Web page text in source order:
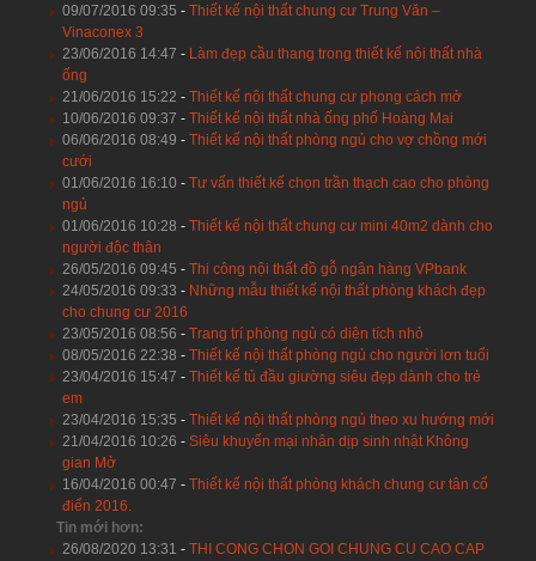
09/07/2016 09:35 - Thiết kế nội thất chung cư Trung Văn –
Vinaconex 3
23/06/2016 14:47 - Làm đẹp cầu thang trong thiết kế nội thất nhà
ống
21/06/2016 15:22 - Thiết kế nội thất chung cư phong cách mở
10/06/2016 09:37 - Thiết kế nội thất nhà ống phố Hoàng Mai
06/06/2016 08:49 - Thiết kế nội thất phòng ngủ cho vợ chồng mới
cưới
01/06/2016 16:10 - Tư vấn thiết kế chọn trần thạch cao cho phòng
ngủ
01/06/2016 10:28 - Thiết kế nội thất chung cư mini 40m2 dành cho
người độc thân
26/05/2016 09:45 - Thi công nội thất đồ gỗ ngân hàng VPbank
24/05/2016 09:33 - Những mẫu thiết kế nội thất phòng khách đẹp
cho chung cư 2016
23/05/2016 08:56 - Trang trí phòng ngủ có diện tích nhỏ
08/05/2016 22:38 - Thiết kế nội thất phòng ngủ cho người lơn tuổi
23/04/2016 15:47 - Thiết kế tủ đầu giường siêu đẹp dành cho trẻ
em
23/04/2016 15:35 - Thiết kế nội thất phòng ngủ theo xu hướng mới
21/04/2016 10:26 - Siêu khuyến mại nhân dịp sinh nhật Không
gian Mở
16/04/2016 00:47 - Thiết kế nội thất phòng khách chung cư tân cổ
điển 2016.
Tin mới hơn:
26/08/2020 13:31 - THI CONG CHON GOI CHUNG CU CAO CAP